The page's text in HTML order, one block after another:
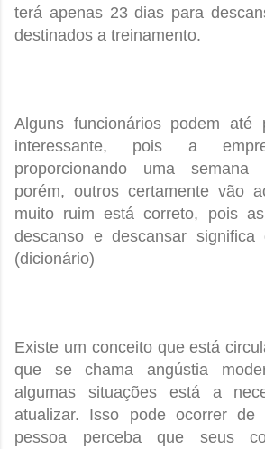
terá apenas 23 dias para
destinados a treinamento.
Alguns funcionários podem até
interessante, pois a
proporcionando uma semana
porém, outros certamente vão
muito ruim está correto, pois
descanso e descansar significa
(dicionário)
Existe um conceito que está
que se chama angústia
algumas situações está a
atualizar. Isso pode ocorrer
pessoa perceba que seus